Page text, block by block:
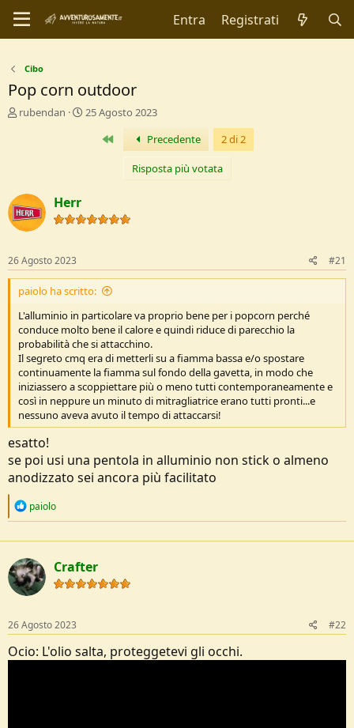
Entra Registrati
Cibo
Pop corn outdoor
C
r
e
D
c
u
s
s
i
o
n
e
rubendan
D
i
o
25 Agosto 2023
Primo Precedente 2 di 2
Risposta più votata
Herr
26 Agosto 2023 #21
paiolo ha scritto:
L'alluminio in particolare va proprio bene per i popcorn perché
conduce molto bene il calore e quindi riduce di parecchio la
probabilità che si attacchino.
Il segreto cmq era di metterli su a fiamma bassa e/o spostare
continuamente la fiamma sul fondo della gavetta, in modo che
iniziassero a scoppiettare più o meno tutti contemporaneamente e
così in neppure un minuto di mitragliatrice erano tutti pronti...e
nessuno aveva avuto il tempo di attaccarsi!
esatto!
se poi usi una pentola in alluminio non stick o almeno
anodizzato sei ancora più facilitato
R
c
t
i
o
n
paiolo
Crafter
26 Agosto 2023 #22
Ocio: L'olio salta, proteggetevi gli occhi.